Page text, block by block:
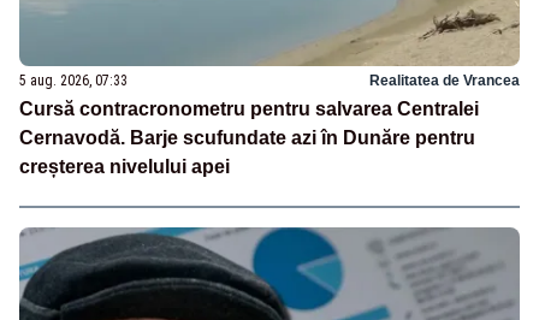
5 aug. 2026, 07:33 Realitatea de Vrancea
Cursă contracronometru pentru salvarea Centralei
Cernavodă. Barje scufundate azi în Dunăre pentru
creșterea nivelului apei